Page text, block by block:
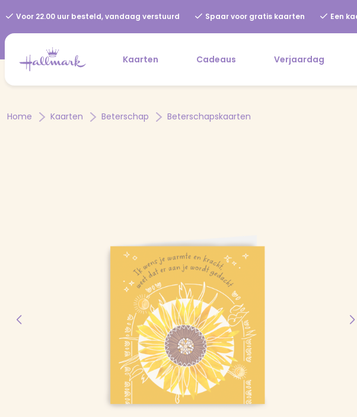
Voor 22.00 uur besteld, vandaag verstuurd Spaar voor gratis kaarten Een
Kaarten Cadeaus Verjaardag
Home Kaarten Beterschap Beterschapskaarten